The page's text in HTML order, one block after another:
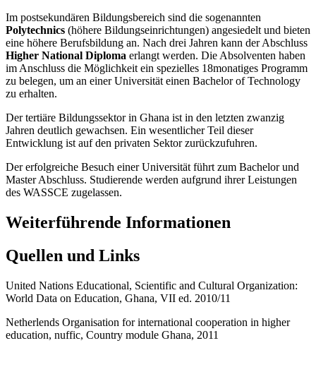
Im postsekundären Bildungsbereich sind die sogenannten
Polytechnics (höhere Bildungseinrichtungen) angesiedelt und bieten
eine höhere Berufsbildung an. Nach drei Jahren kann der Abschluss
Higher National Diploma erlangt werden. Die Absolventen haben
im Anschluss die Möglichkeit ein spezielles 18monatiges Programm
zu belegen, um an einer Universität einen Bachelor of Technology
zu erhalten.
Der tertiäre Bildungssektor in Ghana ist in den letzten zwanzig
Jahren deutlich gewachsen. Ein wesentlicher Teil dieser
Entwicklung ist auf den privaten Sektor zurückzufuhren.
Der erfolgreiche Besuch einer Universität führt zum Bachelor und
Master Abschluss. Studierende werden aufgrund ihrer Leistungen
des WASSCE zugelassen.
Weiterführende Informationen
Quellen und Links
United Nations Educational, Scientific and Cultural Organization:
World Data on Education, Ghana, VII ed. 2010/11
Netherlends Organisation for international cooperation in higher
education, nuffic, Country module Ghana, 2011